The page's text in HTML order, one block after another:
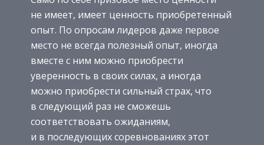
не имеет, имеет ценность приобретенный
опыт. По опросам лидеров даже первое
место не всегда полезный опыт, иногда
вместе с ним можно приобрести
уверенность в своих силах, а иногда
можно приобрести сильный страх, что
в следующий раз не сможешь
соответствовать ожиданиям,
и в последующих соревнованиях этот